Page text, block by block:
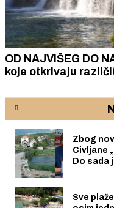
OD NAJVIŠEG DO
koje otkrivaju
Zbog
Civljane
Do sada
Sve